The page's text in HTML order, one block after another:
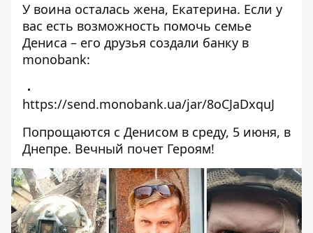
У воина осталась жена, Екатерина. Если у
вас есть возможность помочь семье
Дениса – его друзья создали банку в
monobank:
https://send.monobank.ua/jar/8oCJaDxquJ
Попрощаются с Денисом в среду, 5 июня, в
Днепре. Вечный почет Героям!